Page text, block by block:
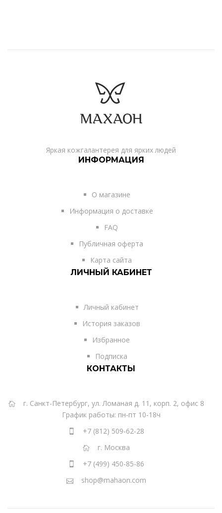
Яркая кожгалантерея для ярких людей
ИНФОРМАЦИЯ
О магазине
Информация о доставке
FAQ
Публичная оферта
Карта сайта
ЛИЧНЫЙ КАБИНЕТ
Личный кабинет
История заказов
Избранное
Подписка
КОНТАКТЫ
г. Санкт-Петербург, ул. Ломаная д. 11, корп. 2, офис 8
График работы: пн-пт 10-18ч
+7 (812) 509-62-28
г. Москва
+7 (499) 450-85-86
shop@mahaon.com